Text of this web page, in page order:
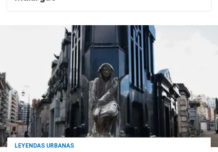
LEYENDAS URBANAS